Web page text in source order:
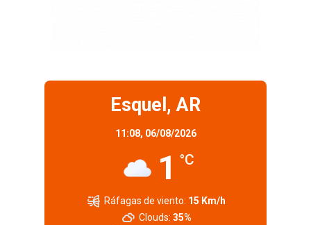
Esquel, AR
11:08, 06/08/2026
1 °C
Ráfagas de viento: 15 Km/h
Clouds: 35%